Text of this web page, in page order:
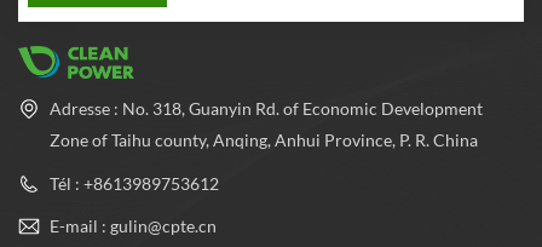
Adresse : No. 318, Guanyin Rd. of Economic Development
Zone of Taihu county, Anqing, Anhui Province, P. R. China
Tél : +8613989753612
E-mail : gulin@cpte.cn